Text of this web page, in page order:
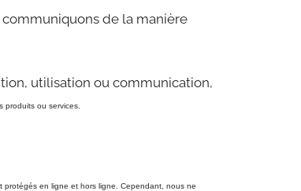
de la manière
utilisation ou communication,
produits ou services.
protégés en ligne et hors ligne. Cependant, nous ne